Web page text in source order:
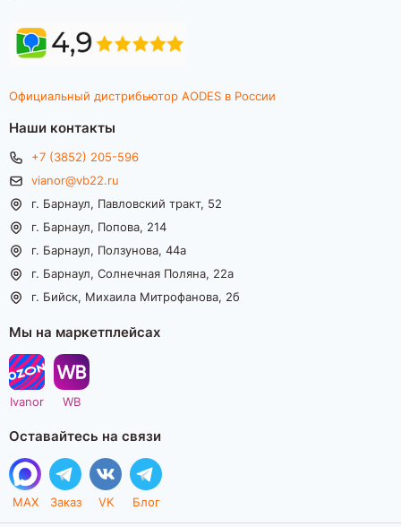
Официальный дистрибьютор AODES в России
Наши контакты
+7 (3852) 205-596
vianor@vb22.ru
г. Барнаул, Павловский тракт, 52
г. Барнаул, Попова, 214
г. Барнаул, Ползунова, 44а
г. Барнаул, Солнечная Поляна, 22а
г. Бийск, Михаила Митрофанова, 2б
Мы на маркетплейсах
Ivanor WB
Оставайтесь на связи
MAX Заказ VK Блог